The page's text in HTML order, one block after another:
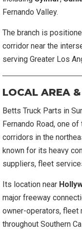
Fernando Valley.
The branch is
corridor near the
serving Greater Los
LOCAL AREA
Betts Truck Parts in
Fernando Road, one
corridors in the
known for its heavy
suppliers, fleet
Its location near
major freeway
owner-operators, fleet
throughout Southern